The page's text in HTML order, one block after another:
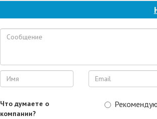
Что думаете о
компании?